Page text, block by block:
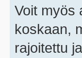
Voit myös
koskaan,
rajoitettu